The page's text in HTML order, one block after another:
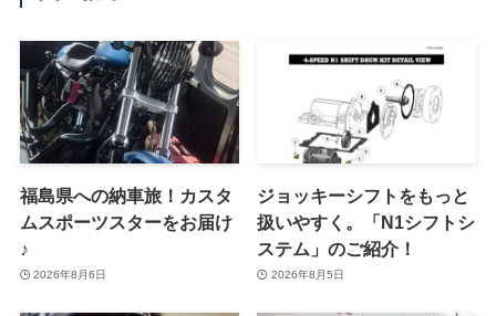
福島県への納車旅！カスタ
ムスポーツスターをお届け
♪
2026年8月6日
ジョッキーシフトをもっと
扱いやすく。「N1シフトシ
ステム」のご紹介！
2026年8月5日